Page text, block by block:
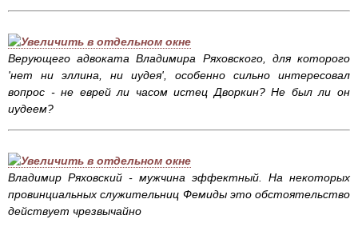
Верующего адвоката Владимира Ряховского, для которого
'нет ни эллина, ни иудея', особенно сильно интересовал
вопрос - не еврей ли часом истец Дворкин? Не был ли он
иудеем?
Владимир Ряховский - мужчина эффектный. На некоторых
провинциальных служительниц Фемиды это обстоятельство
действует чрезвычайно